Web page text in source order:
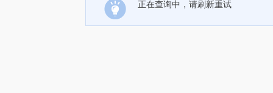
正在查询中，请刷新重试